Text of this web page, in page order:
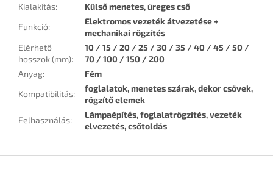
Kialakítás:
Külső menetes, üreges cső
Funkció:
Elektromos vezeték átvezetése +
mechanikai rögzítés
Elérhető
hosszok (mm):
10 / 15 / 20 / 25 / 30 / 35 / 40 / 45 / 50 /
70 / 100 / 150 / 200
Anyag:
Fém
Kompatibilitás:
foglalatok, menetes szárak, dekor csövek,
rögzítő elemek
Felhasználás:
Lámpaépítés, foglalatrögzítés, vezeték
elvezetés, csőtoldás